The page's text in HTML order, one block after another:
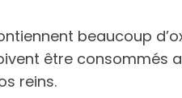
beaucoup
être
reins.